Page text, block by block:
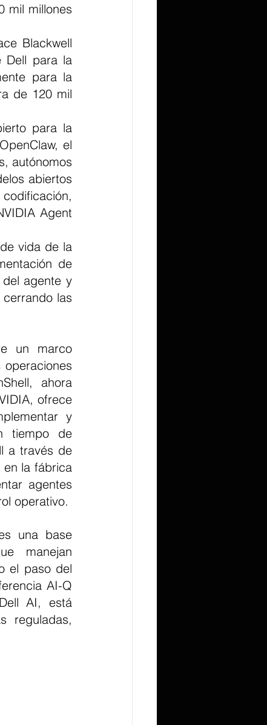
mil millones
Blackwell
Dell para la
para la
de 120 mil
para la
el
autónomos
abiertos
Agent
vida de la
de
agente y
las
ahora
ofrece
y
tiempo de
a través de
en la fábrica
agentes
operativo.
manejan
el paso del
AI-Q
AI, está
reguladas,